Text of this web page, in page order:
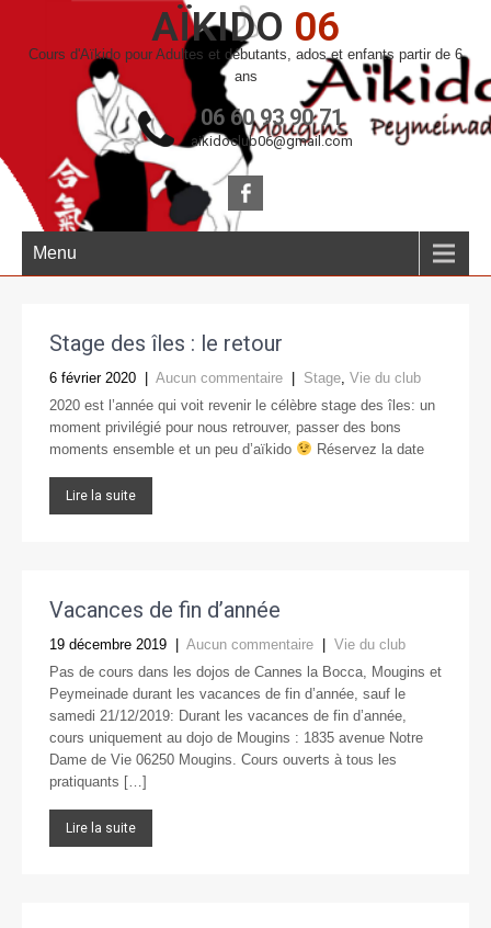
AÏKIDO 06
Cours d'Aïkido pour Adultes et débutants, ados et enfants partir de 6
ans
06 60 93 90 71
aikidoclub06@gmail.com
Menu
Stage des îles : le retour
6 février 2020 Aucun commentaire Stage, Vie du club
2020 est l’année qui voit revenir le célèbre stage des îles: un
moment privilégié pour nous retrouver, passer des bons
moments ensemble et un peu d’aïkido
Réservez la date
Lire la suite
Vacances de fin d’année
19 décembre 2019 Aucun commentaire
Vie du club
Pas de cours dans les dojos de Cannes la Bocca, Mougins et
Peymeinade durant les vacances de fin d’année, sauf le
samedi 21/12/2019: Durant les vacances de fin d’année,
cours uniquement au dojo de Mougins : 1835 avenue Notre
Dame de Vie 06250 Mougins. Cours ouverts à tous les
pratiquants […]
Lire la suite